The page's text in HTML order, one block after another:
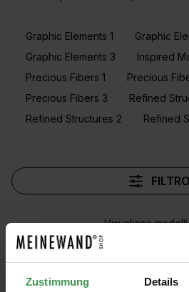
Zustimmung Details
Graphic Elements 1
Graphic
Graphic Elements 3
Inspired
Precious Fibers 1
Precious
Precious Fibers 3
Refined
Refined Structures 2
Refined
FILTRO
Visualizza modelli